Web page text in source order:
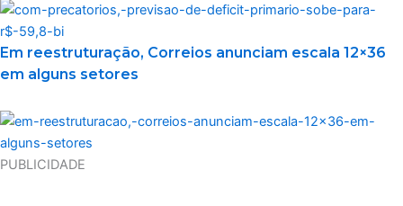
Em reestruturação, Correios anunciam escala 12×36
em alguns setores
PUBLICIDADE